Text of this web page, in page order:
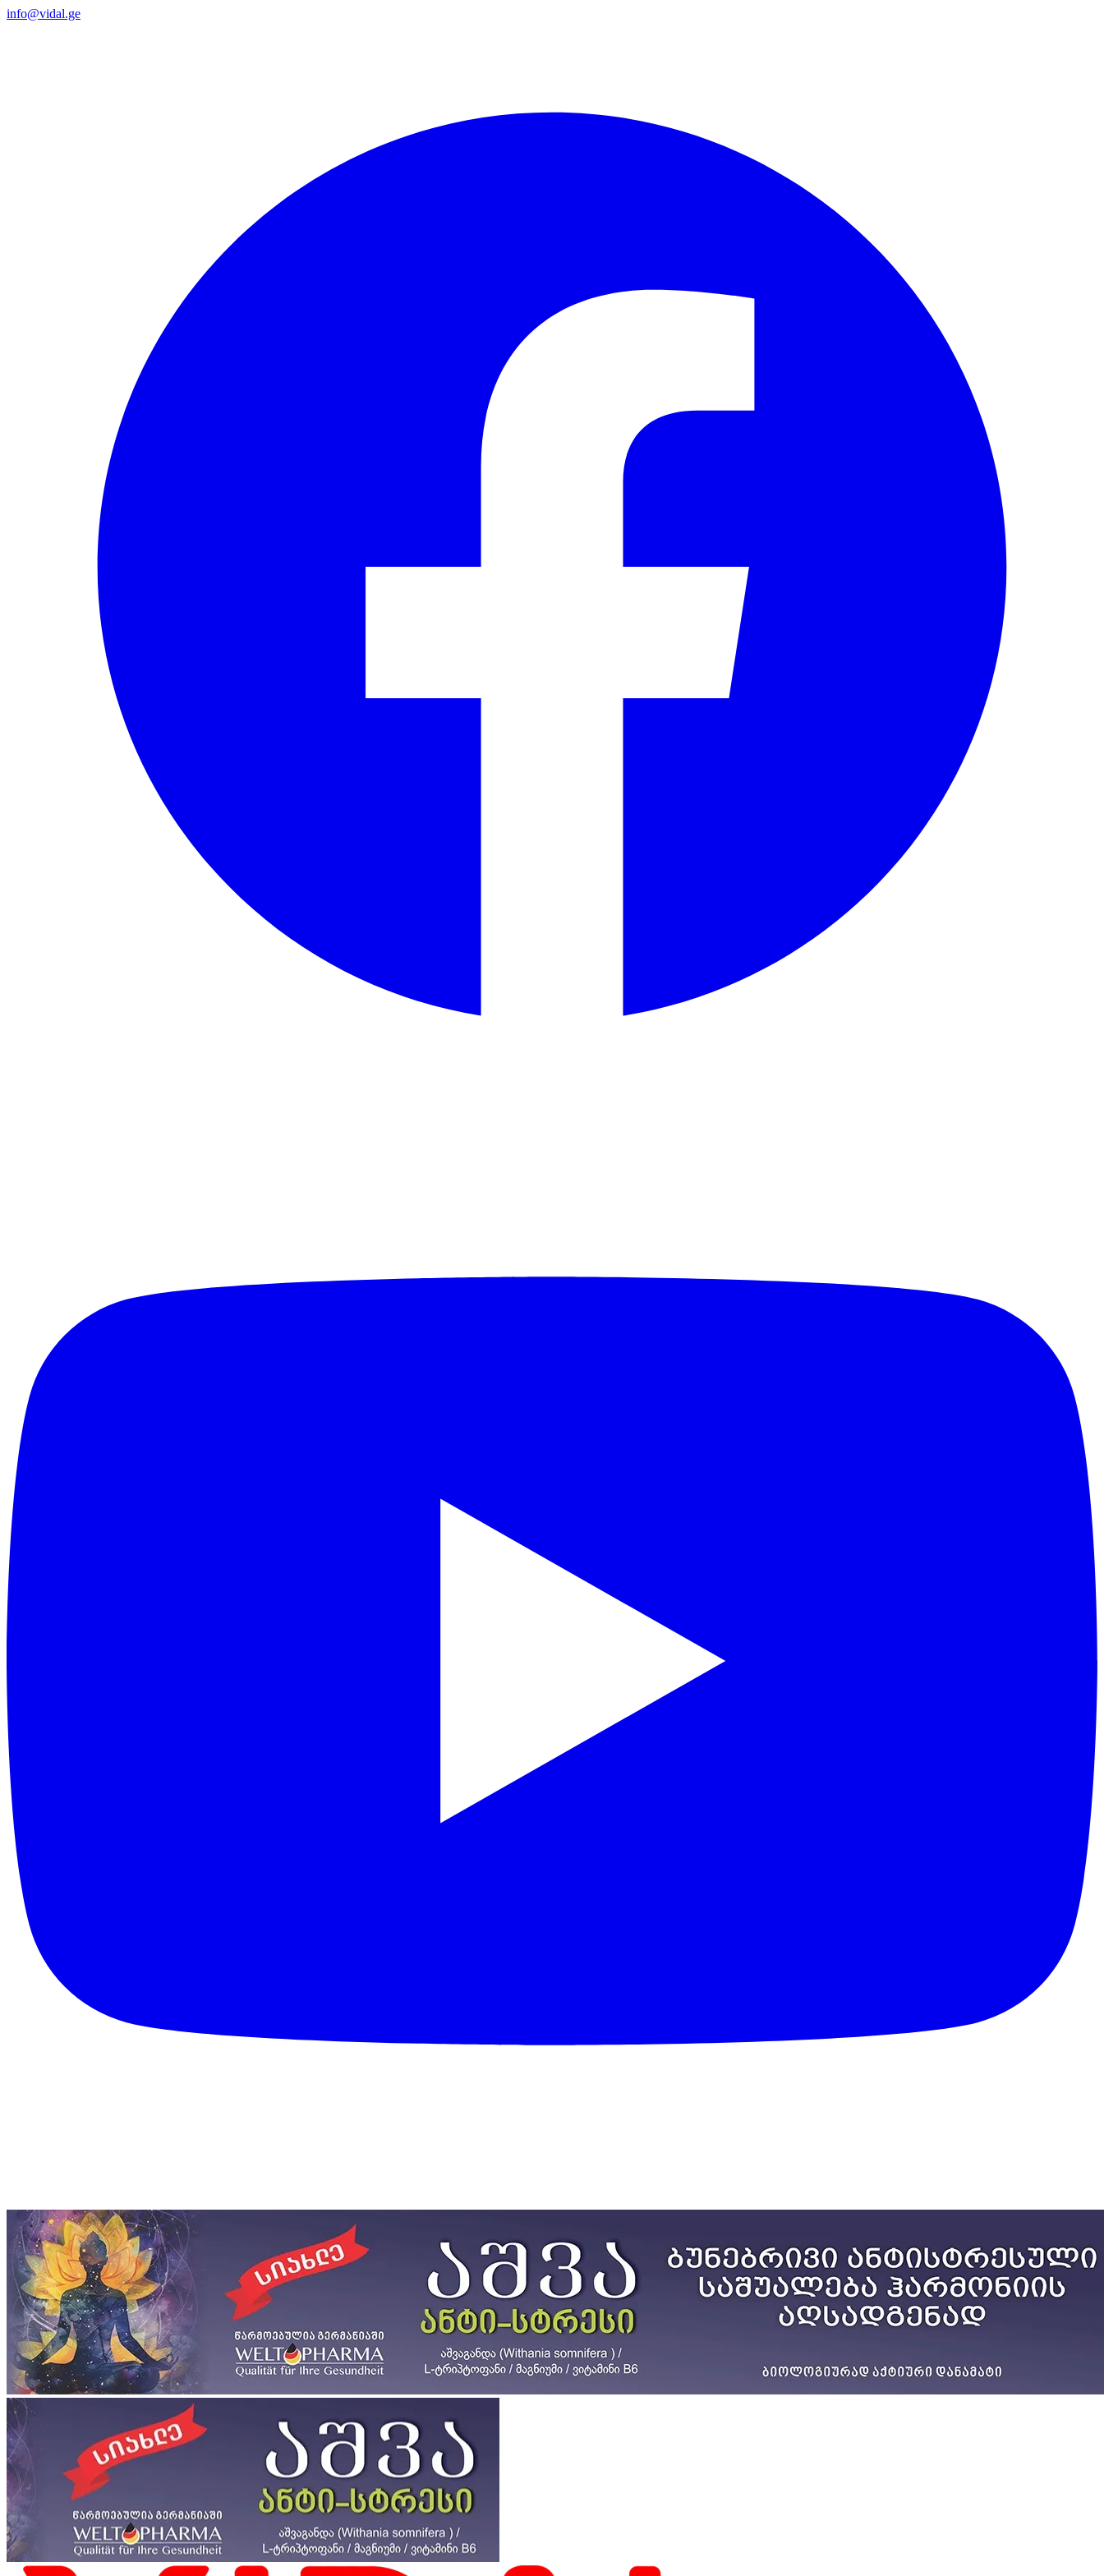
info@vidal.ge